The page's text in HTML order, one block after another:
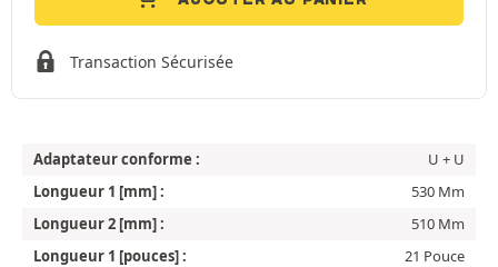
Transaction Sécurisée
Adaptateur conforme :
U + U
Longueur 1 [mm] :
530 Mm
Longueur 2 [mm] :
510 Mm
Longueur 1 [pouces] :
21 Pouce